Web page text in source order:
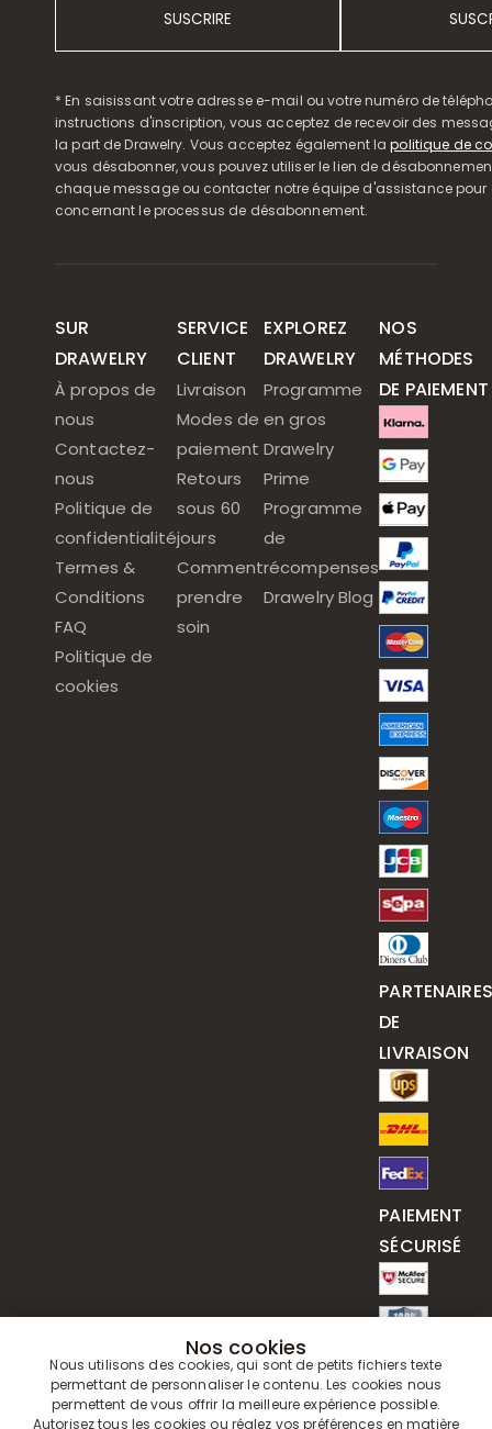
SUSCRIRE
* En saisissant votre adresse e-mail ou votre numéro de
instructions d'inscription, vous acceptez de recevoir des
la part de Drawelry. Vous acceptez également lapolitique de
vous désabonner, vous pouvez utiliser le lien de
chaque message ou contacter notre équipe d'assistance pour
concernant le processus de désabonnement.
SUR
DRAWELRY
À propos de
nous
Contactez-
nous
Politique de
confidentialité
Termes &
Conditions
FAQ
Politique de
cookies
SERVICE
CLIENT
Livraison
Modes de
paiement
Retours
sous 60
jours
Comment
prendre
soin
EXPLOREZ
DRAWELRY
Programme
en gros
Drawelry
Prime
Programme
de
récompenses
Drawelry Blog
NOS
MÉTHODES
DE PAIEMENT
PARTENAIRES
DE
LIVRAISON
PAIEMENT
SÉCURISÉ
Nos cookies
Nous utilisons des cookies, qui sont de petits fichiers texte
permettant de personnaliser le contenu. Les cookies nous
permettent de vous offrir la meilleure expérience possible.
Autorisez tous les cookies ou réglez vos préférences en matière